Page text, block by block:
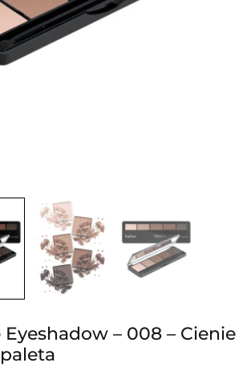
– 008 – Cienie